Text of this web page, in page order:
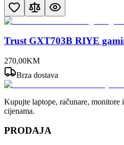
Trust GXT703B RIYE
270,00KM
Brza dostava
Kupujte laptope, računare,
cijenama.
PRODAJA